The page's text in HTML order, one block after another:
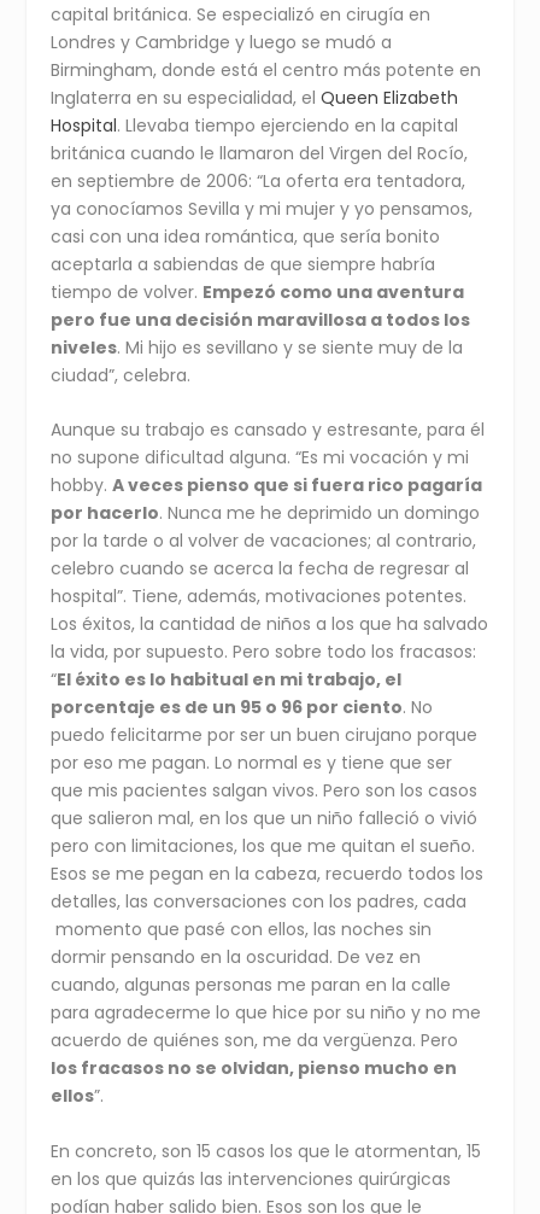
capital británica. Se especializó en cirugía en
Londres y Cambridge y luego se mudó a
Birmingham, donde está el centro más potente en
Inglaterra en su especialidad, elQueen Elizabeth
Hospital. Llevaba tiempo ejerciendo en la capital
británica cuando le llamaron del Virgen del Rocío,
en septiembre de 2006: “La oferta era tentadora,
ya conocíamos Sevilla y mi mujer y yo pensamos,
casi con una idea romántica, que sería bonito
aceptarla a sabiendas de que siempre habría
tiempo de volver. Empezó como una aventura
pero fue una decisión maravillosa a todos los
niveles. Mi hijo es sevillano y se siente muy de la
ciudad”, celebra.
Aunque su trabajo es cansado y estresante, para él
no supone dificultad alguna. “Es mi vocación y mi
hobby.A veces pienso que si fuera rico pagaría
por hacerlo. Nunca me he deprimido un domingo
por la tarde o al volver de vacaciones; al contrario,
celebro cuando se acerca la fecha de regresar al
hospital”. Tiene, además, motivaciones potentes.
Los éxitos, la cantidad de niños a los que ha salvado
la vida, por supuesto. Pero sobre todo los fracasos:
“El éxito es lo habitual en mi trabajo, el
porcentaje es de un 95 o 96 por ciento. No
puedo felicitarme por ser un buen cirujano porque
por eso me pagan. Lo normal es y tiene que ser
que mis pacientes salgan vivos. Pero son los casos
que salieron mal, en los que un niño falleció o vivió
pero con limitaciones, los que me quitan el sueño.
Esos se me pegan en la cabeza, recuerdo todos los
detalles, las conversaciones con los padres, cada
momento que pasé con ellos, las noches sin
dormir pensando en la oscuridad. De vez en
cuando, algunas personas me paran en la calle
para agradecerme lo que hice por su niño y no me
acuerdo de quiénes son, me da vergüenza. Pero
los fracasos no se olvidan, pienso mucho en
ellos”.
En concreto, son 15 casos los que le atormentan, 15
en los que quizás las intervenciones quirúrgicas
podían haber salido bien. Esos son los que le